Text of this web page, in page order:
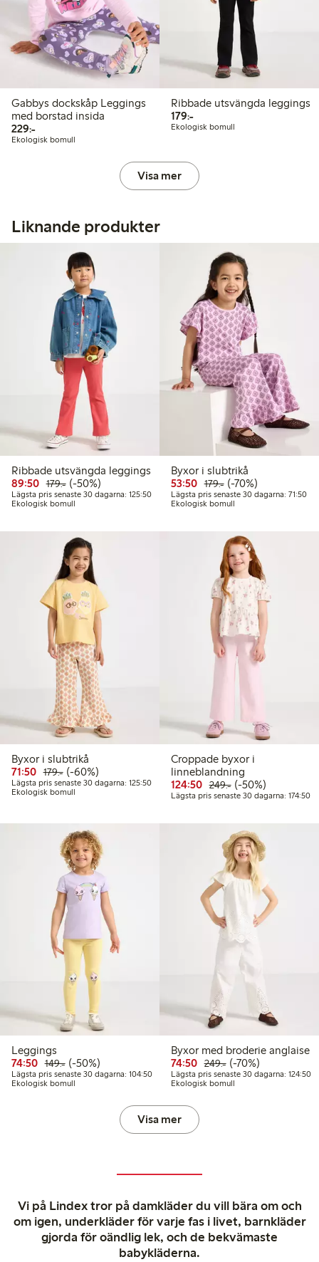
Gabbys dockskåp Leggings
med borstad insida
229:-229,00 kr
Ekologisk bomull
Ribbade utsvängda leggings
179:-179,00 kr
Ekologisk bomull
Visa mer
Liknande produkter
Ribbade utsvängda leggings
89:50 Rabatterat pris: 89,50 kr
179:-Ordinarie pris: 179,00 kr
50% rabatt
(-50%)
Lägsta pris senaste 30 dagarna: 125:50Lägsta pris senaste 30 dagarna: 125,50 kr
Ekologisk bomull
Byxor i slubtrikå
53:50 Rabatterat pris: 53,50 kr
179:-Ordinarie pris:
70% rabatt
(-70%)
Lägsta pris senaste 30 dagarna: 71:50
Ekologisk bomull
Byxor i slubtrikå
71:50 Rabatterat pris: 71,50 kr
179:-Ordinarie pris: 179,00 kr
60% rabatt
(-60%)
Lägsta pris senaste 30 dagarna: 125:50Lägsta pris senaste 30 dagarna: 125,50 kr
Ekologisk bomull
Croppade byxor i
linneblandning
124:50 Rabatterat pris: 124,50
249:-Ordinarie pris:
50% rabatt
(-50%)
Lägsta pris senaste 30 dagarna: 174:50
Leggings
74:50 Rabatterat pris: 74,50 kr
149:-Ordinarie pris: 149,00 kr
50% rabatt
(-50%)
Lägsta pris senaste 30 dagarna: 104:50Lägsta pris senaste 30 dagarna: 104,50 kr
Ekologisk bomull
Byxor med broderie anglaise
74:50 Rabatterat pris: 74,50 kr
249:-Ordinarie pris:
70% rabatt
(-70%)
Lägsta pris senaste 30 dagarna: 124:50
Ekologisk bomull
Visa mer
Vi på Lindex tror på damkläder du vill bära om och
om igen, underkläder för varje fas i livet, barnkläder
gjorda för oändlig lek, och de bekvämaste
babykläderna.